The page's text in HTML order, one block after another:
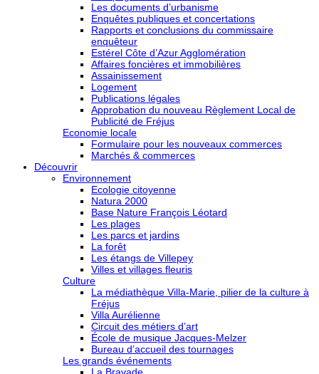
Les documents d’urbanisme
Enquêtes publiques et concertations
Rapports et conclusions du commissaire
enquêteur
Estérel Côte d’Azur Agglomération
Affaires foncières et immobilières
Assainissement
Logement
Publications légales
Approbation du nouveau Règlement Local de
Publicité de Fréjus
Economie locale
Formulaire pour les nouveaux commerces
Marchés & commerces
Découvrir
Environnement
Ecologie citoyenne
Natura 2000
Base Nature François Léotard
Les plages
Les parcs et jardins
La forêt
Les étangs de Villepey
Villes et villages fleuris
Culture
La médiathèque Villa-Marie, pilier de la culture à
Fréjus
Villa Aurélienne
Circuit des métiers d’art
École de musique Jacques-Melzer
Bureau d’accueil des tournages
Les grands événements